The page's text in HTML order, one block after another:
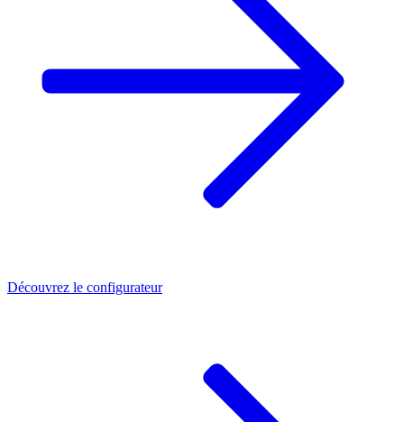
Découvrez le configurateur